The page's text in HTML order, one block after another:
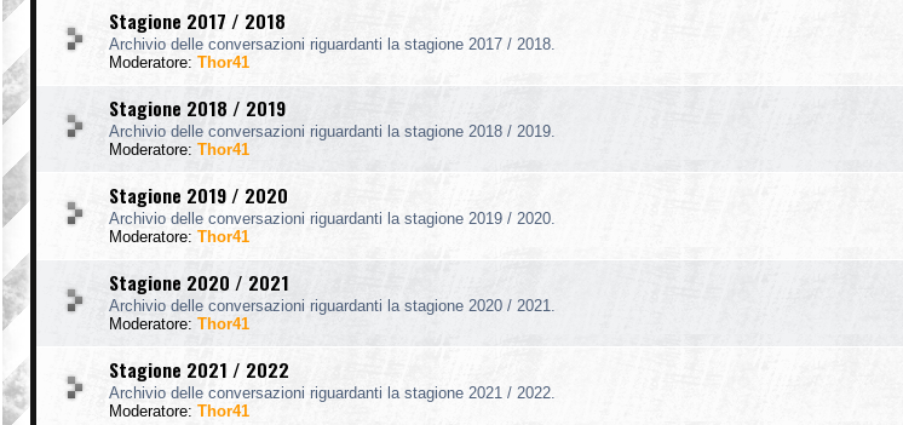
Stagione 2017 / 2018
Archivio delle conversazioni riguardanti la stagione 2017 / 2018.
Moderatore: Thor41
Stagione 2018 / 2019
Archivio delle conversazioni riguardanti la stagione 2018 / 2019.
Moderatore: Thor41
Stagione 2019 / 2020
Archivio delle conversazioni riguardanti la stagione 2019 / 2020.
Moderatore: Thor41
Stagione 2020 / 2021
Archivio delle conversazioni riguardanti la stagione 2020 / 2021.
Moderatore: Thor41
Stagione 2021 / 2022
Archivio delle conversazioni riguardanti la stagione 2021 / 2022.
Moderatore: Thor41